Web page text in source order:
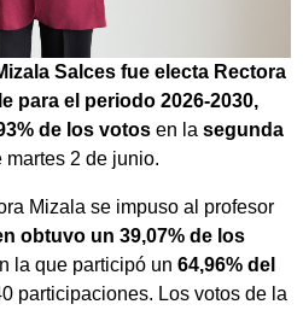
Salces fue electa Rectora
para el periodo 2026-2030,
de los votos en la segunda
martes 2 de junio.
Mizala se impuso al profesor
obtuvo un 39,07% de los
la que participó un 64,96% del
participaciones. Los votos de la